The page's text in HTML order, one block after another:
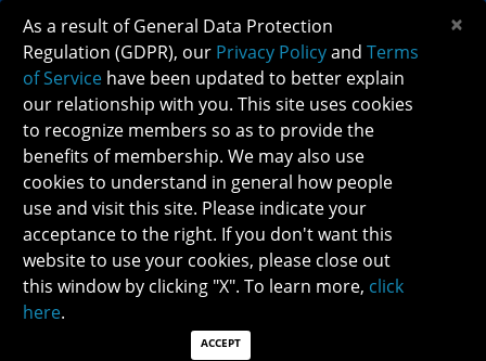
NEUROPATÍA ÓPTICA HEREDITARIA DE
LEBER
Descargar PDF aquí
¿QUÉ ES LA NEUROPATÍA ÓPTICA
HEREDITARIA DE LEBER (LHON)?
La neuropatía óptica hereditaria de Leber (LHON) es una
As a result of General Data Protection
Regulation (GDPR), our Privacy Policyand Terms
of Service have been updated to better explain
our relationship with you. This site uses cookies
to recognize members so as to provide the
benefits of membership. We may also use
cookies to understand in general how people
use and visit this site. Please indicate your
acceptance to the right. If you don't want this
website to use your cookies, please close out
this window by clicking "X". To learn more, click
here.
ACCEPT
×